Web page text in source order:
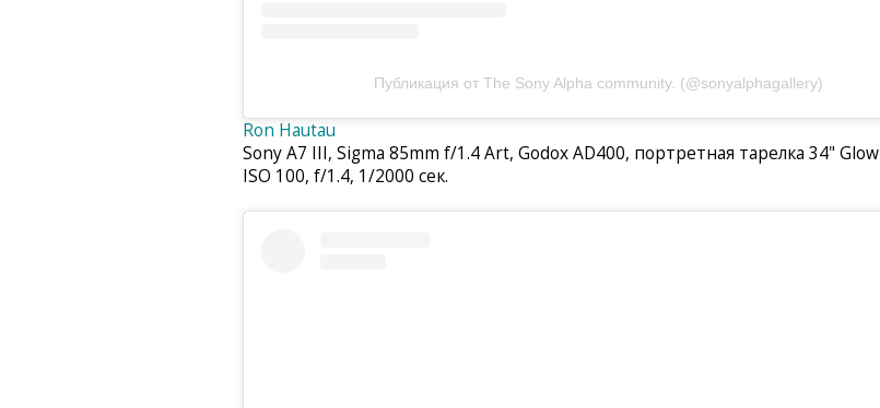
Публикация от The Sony Alpha community. (@sonyalphagallery)
Ron Hautau
Sony A7 III, Sigma 85mm f/1.4 Art, Godox AD400, портретная тарелка 34" Glow
ISO 100, f/1.4, 1/2000 сек.